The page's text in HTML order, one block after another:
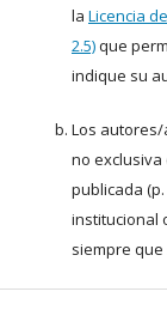
la Licencia
2.5)que
indique su
Los
no
publicada
institucional
siempre